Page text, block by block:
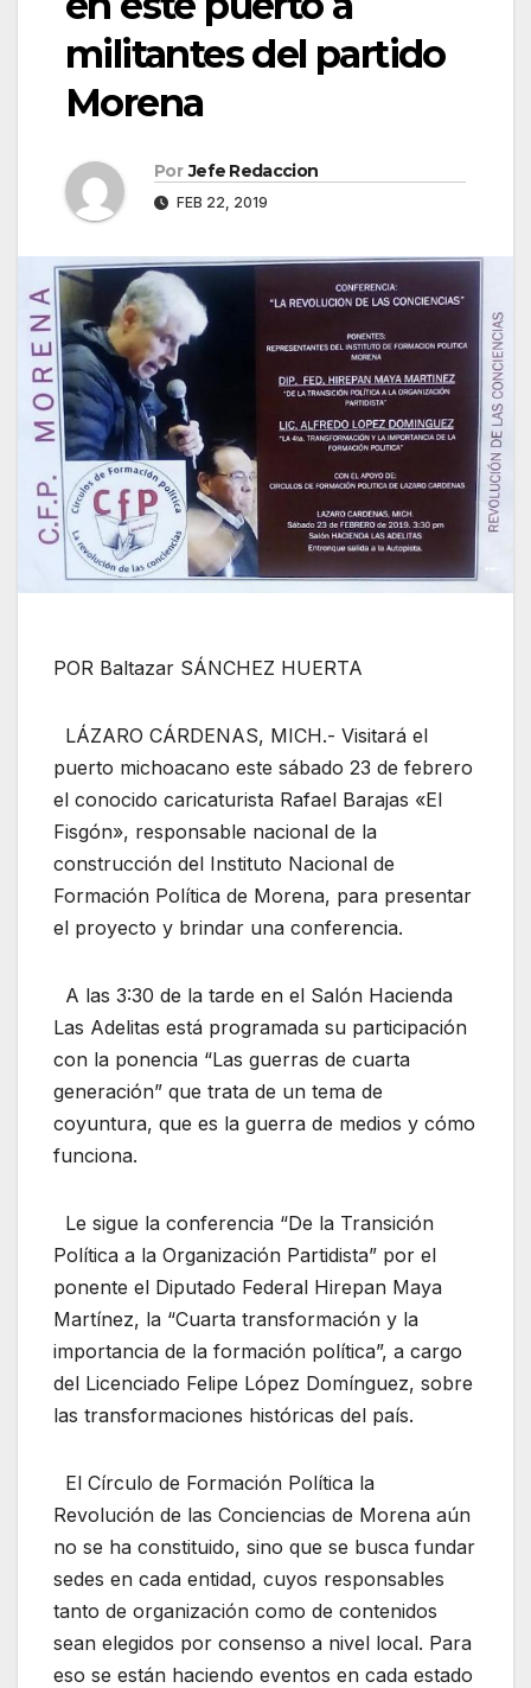
militantes del partido
Morena
Por Jefe Redaccion
FEB 22, 2019
POR Baltazar SÁNCHEZ HUERTA
LÁZARO CÁRDENAS, MICH.- Visitará el
puerto michoacano este sábado 23 de febrero
el conocido caricaturista Rafael Barajas «El
Fisgón», responsable nacional de la
construcción del Instituto Nacional de
Formación Política de Morena, para presentar
el proyecto y brindar una conferencia.
A las 3:30 de la tarde en el Salón Hacienda
Las Adelitas está programada su participación
con la ponencia “Las guerras de cuarta
generación” que trata de un tema de
coyuntura, que es la guerra de medios y cómo
funciona.
Le sigue la conferencia “De la Transición
Política a la Organización Partidista” por el
ponente el Diputado Federal Hirepan Maya
Martínez, la “Cuarta transformación y la
importancia de la formación política”, a cargo
del Licenciado Felipe López Domínguez, sobre
las transformaciones históricas del país.
El Círculo de Formación Política la
Revolución de las Conciencias de Morena aún
no se ha constituido, sino que se busca fundar
sedes en cada entidad, cuyos responsables
tanto de organización como de contenidos
sean elegidos por consenso a nivel local. Para
eso se están haciendo eventos en cada estado